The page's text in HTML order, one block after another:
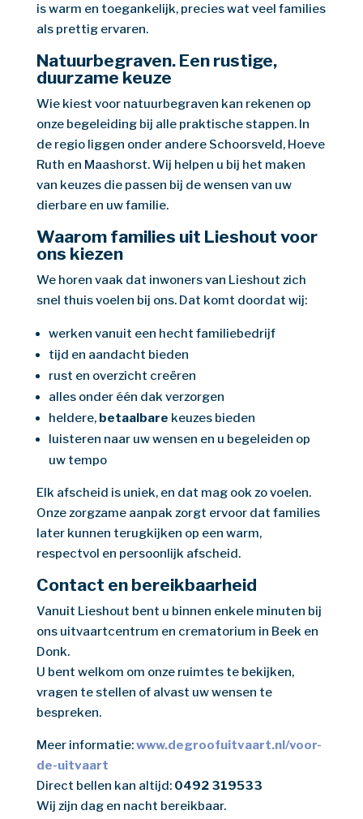
is warm en toegankelijk, precies wat veel families
als prettig ervaren.
Natuurbegraven. Een rustige,
duurzame keuze
Wie kiest voor natuurbegraven kan rekenen op
onze begeleiding bij alle praktische stappen. In
de regio liggen onder andere Schoorsveld, Hoeve
Ruth en Maashorst. Wij helpen u bij het maken
van keuzes die passen bij de wensen van uw
dierbare en uw familie.
Waarom families uit Lieshout voor
ons kiezen
We horen vaak dat inwoners van Lieshout zich
snel thuis voelen bij ons. Dat komt doordat wij:
werken vanuit een hecht familiebedrijf
tijd en aandacht bieden
rust en overzicht creëren
alles onder één dak verzorgen
heldere, betaalbare keuzes bieden
luisteren naar uw wensen en u begeleiden op
uw tempo
Elk afscheid is uniek, en dat mag ook zo voelen.
Onze zorgzame aanpak zorgt ervoor dat families
later kunnen terugkijken op een warm,
respectvol en persoonlijk afscheid.
Contact en bereikbaarheid
Vanuit Lieshout bent u binnen enkele minuten bij
ons uitvaartcentrum en crematorium in Beek en
Donk.
U bent welkom om onze ruimtes te bekijken,
vragen te stellen of alvast uw wensen te
bespreken.
Meer informatie:www.degroofuitvaart.nl/voor-
de-uitvaart
Direct bellen kan altijd: 0492 319533
Wij zijn dag en nacht bereikbaar.